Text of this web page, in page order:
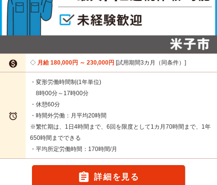
 月給 180,000円 ～ 230,000円 試用期間3カ月（同条件）

・変形労働時間制(1年単位)
8時00分～17時00分
・休憩60分
・時間外労働：月平均20時間
※繁忙期は、1日4時間まで、6回を限度として1カ月70時間まで、1年
650時間までできる
・平均所定労働時間：170時間/月
 詳細を見る